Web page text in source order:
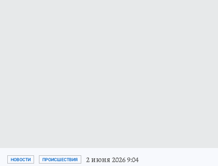
НОВОСТИ ПРОИСШЕСТВИЯ 2 июня 2026 9:04